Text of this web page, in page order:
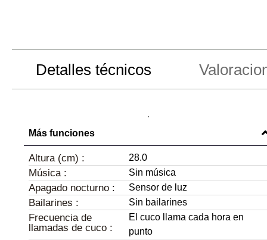
Detalles técnicos
Más funciones
Altura (cm) : 28.0
Música : Sin música
Apagado nocturno : Sensor de luz
Bailarines : Sin bailarines
Frecuencia de
llamadas de cuco :
El cuco llama cada hora en
punto